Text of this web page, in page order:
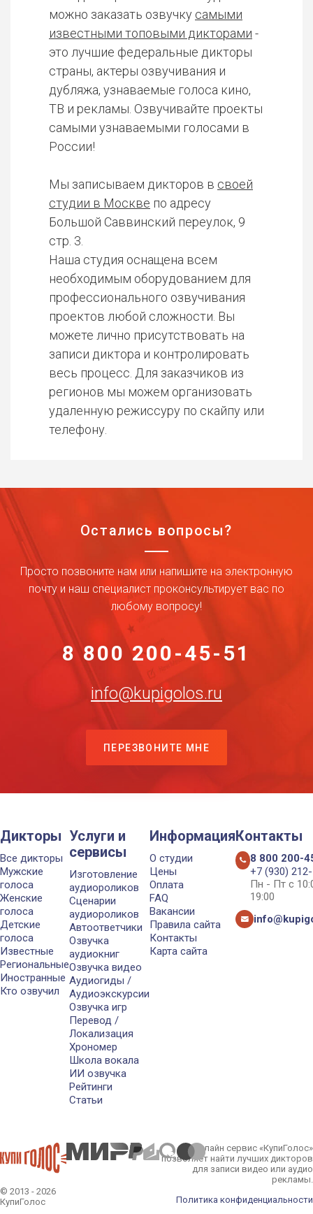
можно заказать озвучку самыми
известными топовыми дикторами -
это лучшие федеральные дикторы
страны, актеры озвучивания и
дубляжа, узнаваемые голоса кино,
ТВ и рекламы. Озвучивайте проекты
самыми узнаваемыми голосами в
России!
Мы записываем дикторов в своей
студии в Москве по адресу
Большой Саввинский переулок, 9
стр. 3.
Наша студия оснащена всем
необходимым оборудованием для
профессионального озвучивания
проектов любой сложности. Вы
можете лично присутствовать на
записи диктора и контролировать
весь процесс. Для заказчиков из
регионов мы можем организовать
удаленную режиссуру по скайпу или
телефону.
Остались вопросы?
Просто позвоните нам или напишите на электронную
почту и наш специалист проконсультирует вас по
любому вопросу!
8 800 200-45-51
info@kupigolos.ru
ПЕРЕЗВОНИТЕ МНЕ
Дикторы
Все дикторы
Мужские
голоса
Женские
голоса
Детские
голоса
Известные
Региональные
Иностранные
Кто озвучил
Услуги и
сервисы
Изготовление
аудиороликов
Сценарии
аудиороликов
Автоответчики
Озвучка
аудиокниг
Озвучка видео
Аудиогиды /
Аудиоэкскурсии
Озвучка игр
Перевод /
Локализация
Хрономер
Школа вокала
ИИ озвучка
Рейтинги
Статьи
Информация
О студии
Цены
Оплата
FAQ
Вакансии
Правила сайта
Контакты
Карта сайта
Контакты
8 800 200-
+7 (930)
Пн - Пт с
19:00
© 2013 - 2026
КупиГолос
Онлайн сервис «КупиГолос»
позволяет найти лучших дикторов
для записи видео или аудио
рекламы.
Политика конфиденциальности